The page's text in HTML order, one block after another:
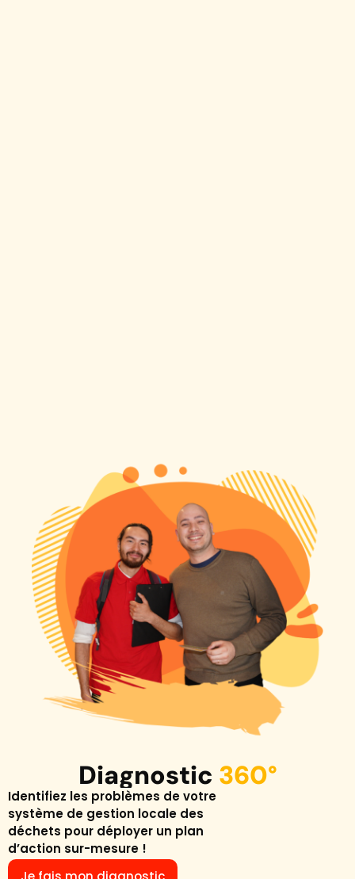
Diagnostic 360°
Identifiez les problèmes de votre
système de gestion locale des
déchets pour déployer un plan
d’action sur-mesure !